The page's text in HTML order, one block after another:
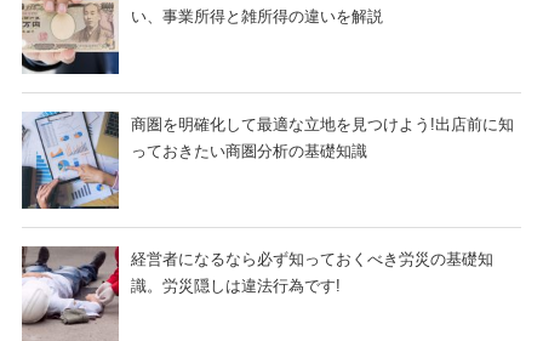
い、事業所得と雑所得の違いを解説
商圏を明確化して最適な立地を見つけよう!出店前に知
っておきたい商圏分析の基礎知識
経営者になるなら必ず知っておくべき労災の基礎知
識。労災隠しは違法行為です!